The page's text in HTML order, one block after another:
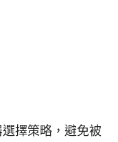
擇策略，避免被